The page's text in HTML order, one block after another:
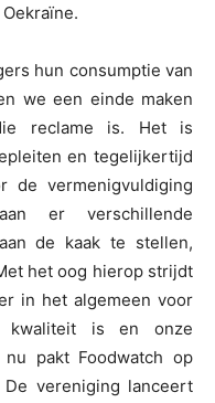
hun consumptie van
we een einde maken
reclame is. Het is
en tegelijkertijd
de vermenigvuldiging
er verschillende
de kaak te stellen,
het oog hierop strijdt
in het algemeen voor
kwaliteit is en onze
pakt Foodwatch op
vereniging lanceert